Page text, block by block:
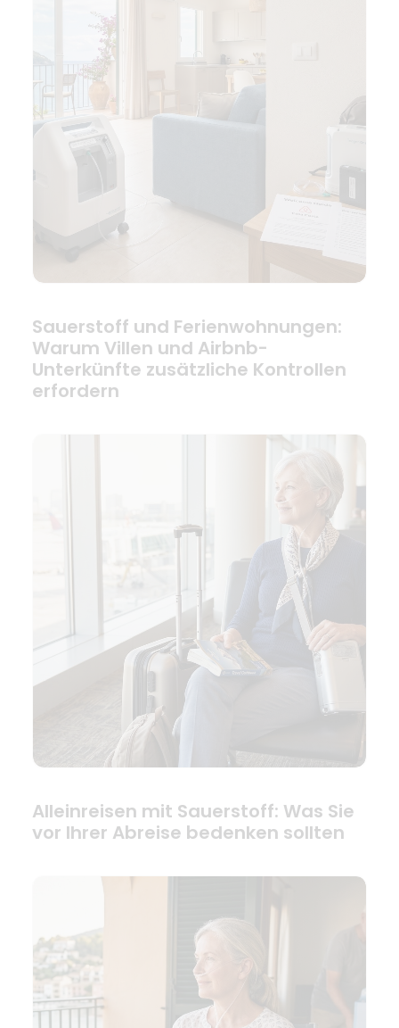
Sauerstoff und Ferienwohnungen:
Warum Villen und Airbnb-
Unterkünfte zusätzliche Kontrollen
erfordern
Alleinreisen mit Sauerstoff: Was Sie
vor Ihrer Abreise bedenken sollten